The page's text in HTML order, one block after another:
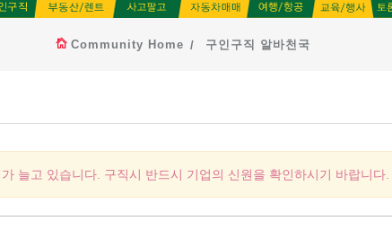
Community Home 구인구직 알바천국
늘고 있습니다. 구직시 반드시 기업의 신원을 확인하시기 바랍니다.